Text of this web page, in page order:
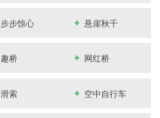
步步惊心 悬崖秋千
趣桥 网红桥
滑索 空中自行车